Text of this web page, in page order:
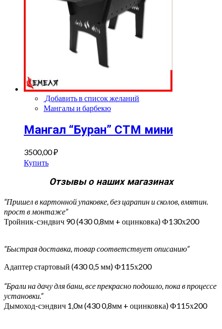
Добавить в список желаний
Мангалы и барбекю
Мангал “Буран” СТМ мини
3500,00₽
Купить
Отзывы о наших магазинах
“Пришел в картонной упаковке, без царапин и сколов, вмятин.
прост в монтаже”
Тройник-сэндвич 90 (430 0,8мм + оцинковка) Ф130х200
“Быстрая доставка, товар соответствует описанию”
Адаптер стартовый (430 0,5 мм) Ф115х200
“Брали на дачу для бани, все прекрасно подошло, пока в процессе
установки.”
Дымоход-сэндвич 1,0м (430 0,8мм + оцинковка) Ф115х200